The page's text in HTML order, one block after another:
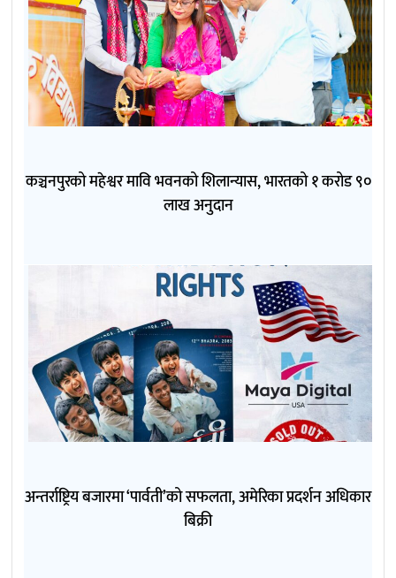
कञ्चनपुरको महेश्वर मावि भवनको शिलान्यास, भारतको १ करोड ९०
लाख अनुदान
अन्तर्राष्ट्रिय बजारमा ‘पार्वती’को सफलता, अमेरिका प्रदर्शन अधिकार
बिक्री